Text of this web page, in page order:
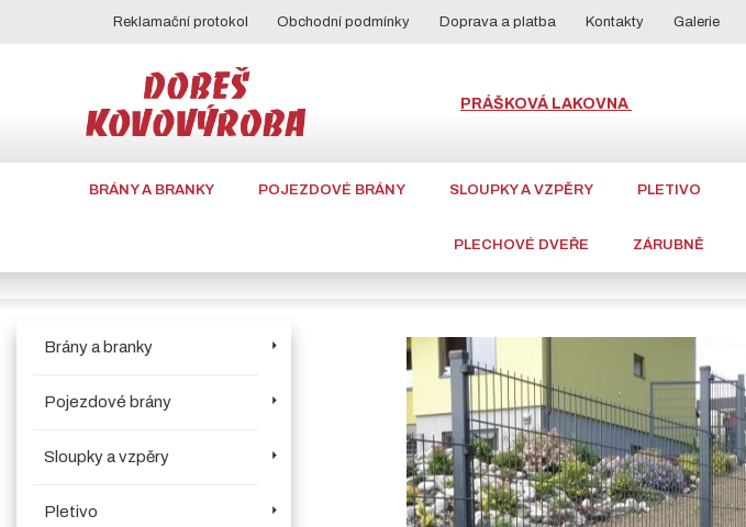
Reklamační protokol Obchodní podmínky Doprava a platba Kontakty Galerie
PRÁŠKOVÁ LAKOVNA
BRÁNY A BRANKY POJEZDOVÉ BRÁNY SLOUPKY A VZPĚRY PLETIVO
PLECHOVÉ DVEŘE ZÁRUBNĚ
Brány a branky
Pojezdové brány
Sloupky a vzpěry
Pletivo